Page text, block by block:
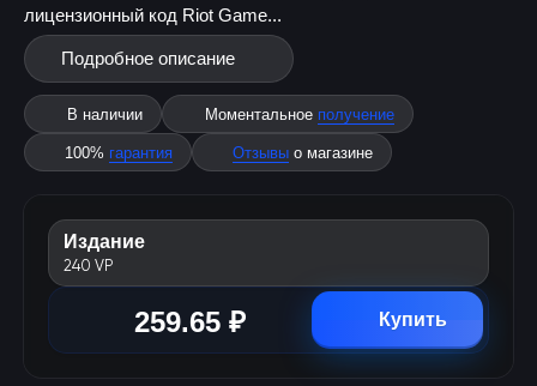
лицензионный код Riot Game...
Подробное описание
В наличии Моментальное получение
100% гарантия Отзывы о магазине
Издание
240 VP
259.65 ₽ Купить